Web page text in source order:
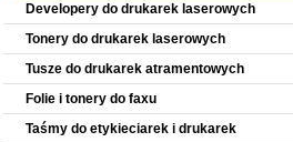
Developery do drukarek laserowych
Tonery do drukarek laserowych
Tusze do drukarek atramentowych
Folie i tonery do faxu
Taśmy do etykieciarek i drukarek